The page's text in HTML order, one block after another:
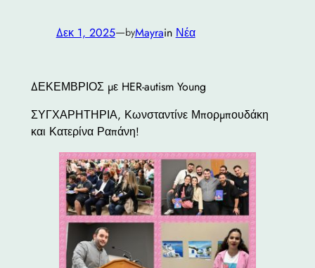
Δεκ 1, 2025—byMayrain Νέα
ΔΕΚΕΜΒΡΙΟΣ με HER-autism Young
ΣΥΓΧΑΡΗΤΗΡΙΑ, Κωνσταντίνε Μπορμπουδάκη
και Κατερίνα Ραπάνη!